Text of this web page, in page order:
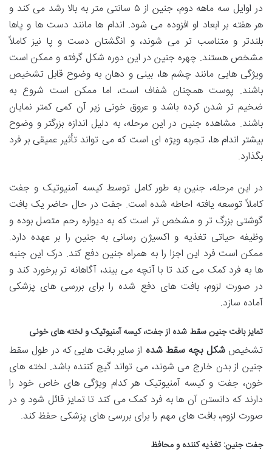
در اوایل سه ماهه دوم، جنین از ۵ سانتی متر به بالا رشد می کند و
هر هفته بر ابعاد او افزوده می شود. اندام ها مانند دست ها و پاها
بلندتر و متناسب تر می شوند، و انگشتان دست و پا نیز کاملاً
مشخص هستند. چهره جنین در این دوره شکل گرفته و ممکن است
ویژگی هایی مانند چشم ها، بینی و دهان به وضوح قابل تشخیص
باشند. پوست همچنان شفاف است، اما ممکن است شروع به
ضخیم تر شدن کرده باشد و عروق خونی زیر آن کمی کمتر نمایان
باشند. مشاهده جنین در این مرحله، به دلیل اندازه بزرگتر و وضوح
بیشتر اندام ها، تجربه ویژه ای است که می تواند تأثیر عمیقی بر فرد
بگذارد.
در این مرحله، جنین به طور کامل توسط کیسه آمنیوتیک و جفت
کاملاً توسعه یافته احاطه شده است. جفت در حال حاضر یک بافت
گوشتی بزرگ تر و مشخص تر است که به دیواره رحم متصل بوده و
وظیفه حیاتی تغذیه و اکسیژن رسانی به جنین را بر عهده دارد.
ممکن است فرد این اجزا را به همراه جنین دفع کند. درک این جنبه
ها به فرد کمک می کند تا با آنچه می بیند، آگاهانه تر برخورد کند و
در صورت لزوم، بافت های دفع شده را برای بررسی های پزشکی
آماده سازد.
تمایز بافت جنین سقط شده از جفت، کیسه آمنیوتیک و لخته های خونی
تشخیصشکل بچه سقط شده از سایر بافت هایی که در طول سقط
جنین از بدن خارج می شوند، می تواند گیج کننده باشد. لخته های
خون، جفت و کیسه آمنیوتیک هر کدام ویژگی های خاص خود را
دارند که دانستن آن ها به فرد کمک می کند تا تمایز قائل شود و در
صورت لزوم، بافت های مهم را برای بررسی های پزشکی حفظ کند.
جفت جنین: تغذیه کننده و محافظ